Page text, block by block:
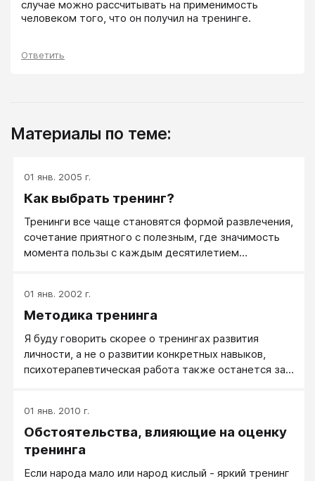
случае можно рассчитывать на применимость
человеком того, что он получил на тренинге.
Ответить
Материалы по теме:
01 янв. 2005 г.
Как выбрать тренинг?
Тренинги все чаще становятся формой развлечения,
сочетание приятного с полезным, где значимость
момента пользы с каждым десятилетием
01 янв. 2002 г.
Методика тренинга
Я буду говорить скорее о тренингах развития
личности, а не о развитии конкретных навыков,
психотерапевтическая работа также останется за
01 янв. 2010 г.
Обстоятельства, влияющие на оценку
тренинга
Если народа мало или народ кислый - яркий тренинг